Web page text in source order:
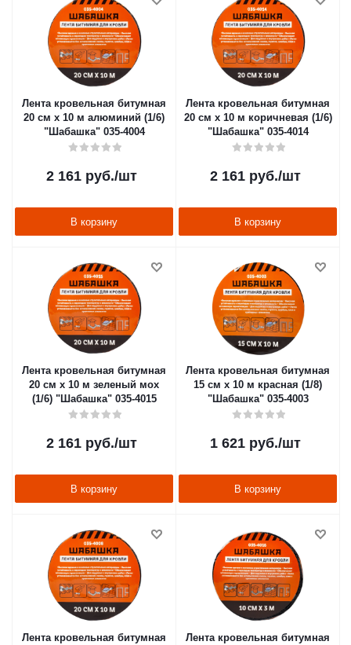
Лента кровельная битумная
20 см х 10 м алюминий (1/6)
"Шабашка" 035-4004
2 161руб./шт
В корзину
Лента кровельная битумная
20 см х 10 м коричневая (1/6)
"Шабашка" 035-4014
2 161руб./шт
В корзину
Лента кровельная битумная
20 см х 10 м зеленый мох
(1/6) "Шабашка" 035-4015
2 161руб./шт
В корзину
Лента кровельная битумная
15 см х 10 м красная (1/8)
"Шабашка" 035-4003
1 621руб./шт
В корзину
Лента кровельная битумная
Лента кровельная битумная